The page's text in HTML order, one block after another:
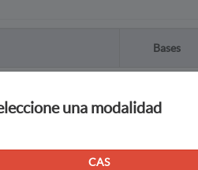
Bases
una modalidad
CAS